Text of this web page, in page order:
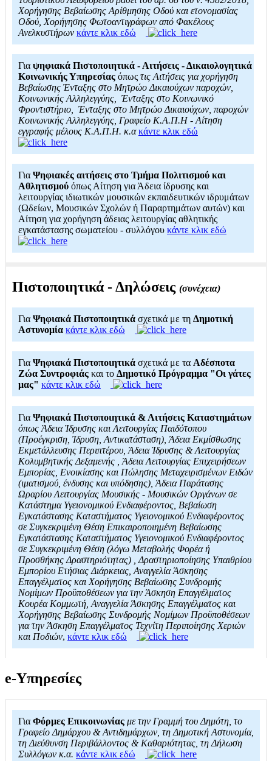
Χορήγησης Βεβαίωσης Αρίθμησης Οδού και ετονομασίας
Οδού, Χορήγησης Φωτοαντιγράφων από Φακέλους
Ανελκυστήρων κάντε κλικ εδώ
Για ψηφιακά Πιστοποιητικά - Αιτήσεις - Δικαιολογητικά
Κοινωνικής Υπηρεσίας όπως τις Αιτήσεις για χορήγηση
Βεβαίωσης Ένταξης στο Μητρώο Δικαιούχων παροχών,
Κοινωνικής Αλληλεγγύης, Ένταξης στο Κοινωνικό
Φροντιστήριο, Ένταξης στο Μητρώο Δικαιούχων, παροχών
Κοινωνικής Αλληλεγγύης, Γραφείο Κ.Α.Π.Η - Αίτηση
εγγραφής μέλους Κ.Α.Π.Η. κ.α κάντε κλικ εδώ
Για Ψηφιακές αιτήσεις στο Τμήμα Πολιτισμού και
Αθλητισμού όπως Αίτηση για Άδεια ίδρυσης και
λειτουργίας ιδιωτικών μουσικών εκπαιδευτικών ιδρυμάτων
(Ωδείων, Μουσικών Σχολών ή Παραρτημάτων αυτών) και
Αίτηση για χορήγηση άδειας λειτουργίας αθλητικής
εγκατάστασης σωματείου - συλλόγου κάντε κλικ εδώ
Πιστοποιητικά - Δηλώσεις (συνέχεια)
Για Ψηφιακά Πιστοποιητικά σχετικά με τη Δημοτική
Αστυνομία κάντε κλικ εδώ
Για Ψηφιακά Πιστοποιητικά σχετικά με τα Αδέσποτα
Ζώα Συντροφιάς και το Δημοτικό Πρόγραμμα "Οι γάτες
μας" κάντε κλικ εδώ
Για Ψηφιακά Πιστοποιητικά & Αιτήσεις Καταστημάτων
όπως Άδεια Ίδρυσης και Λειτουργίας Παιδότοπου
(Προέγκριση, Ίδρυση, Αντικατάσταση), Άδεια Εκμίσθωσης
Εκμετάλλευσης Περιπτέρου, Άδεια Ίδρυσης & Λειτουργίας
Κολυμβητικής Δεξαμενής , Άδεια Λειτουργίας Επιχειρήσεων
Εμπορίας, Ενοικίασης και Πώλησης Μεταχειρισμένων Ειδών
(ιματισμού, ένδυσης και υπόδησης), Άδεια Παράτασης
Ωραρίου Λειτουργίας Μουσικής - Μουσικών Οργάνων σε
Κατάστημα Υγειονομικού Ενδιαφέροντος, Βεβαίωση
Εγκατάστασης Καταστήματος Υγειονομικού Ενδιαφέροντος
σε Συγκεκριμένη Θέση Επικαιροποιημένη Βεβαίωσης
Εγκατάστασης Καταστήματος Υγειονομικού Ενδιαφέροντος
σε Συγκεκριμένη Θέση (λόγω Μεταβολής Φορέα ή
Προσθήκης Δραστηριότητας) , Δραστηριοποίησης Υπαιθρίου
Εμπορίου Ετήσιας Διάρκειας, Αναγγελία Άσκησης
Επαγγέλματος και Χορήγησης Βεβαίωσης Συνδρομής
Νομίμων Προϋποθέσεων για την Άσκηση Επαγγέλματος
Κουρέα Κομμωτή, Αναγγελία Άσκησης Επαγγέλματος και
Χορήγησης Βεβαίωσης Συνδρομής Νομίμων Προϋποθέσεων
για την Άσκηση Επαγγέλματος Τεχνίτη Περιποίησης Χεριών
και Ποδιών, κάντε κλικ εδώ
e-Υπηρεσίες
Για Φόρμες Επικοινωνίας με την Γραμμή του Δημότη, το
Γραφείο Δημάρχου & Αντιδημάρχων, τη Δημοτική Αστυνομία,
τη Διεύθυνση Περιβάλλοντος & Καθαριότητας, τη Δήλωση
Συλλόγων κ.α. κάντε κλικ εδώ